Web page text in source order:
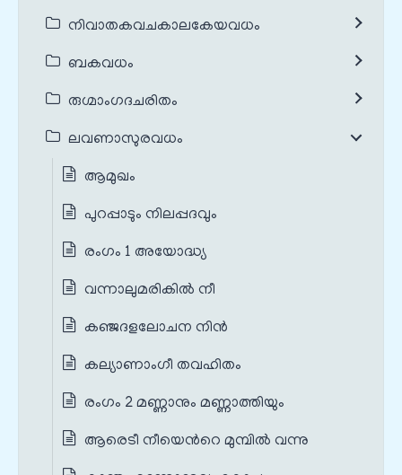
നിവാതകവചകാലകേയവധം
ബകവധം
രുഗ്മാംഗദചരിതം
ലവണാസുരവധം
ആമുഖം
പുറപ്പാടും നിലപ്പദവും
രംഗം 1 അയോദ്ധ്യ
വന്നാലുമരികില്‍ നീ
കഞ്ജദളലോചന നിന്‍
കല്യാണാംഗീ തവഹിതം
രംഗം 2 മണ്ണാനും മണ്ണാത്തിയും
ആരെടീ നീയെന്‍റെ മുമ്പില്‍ വന്നു